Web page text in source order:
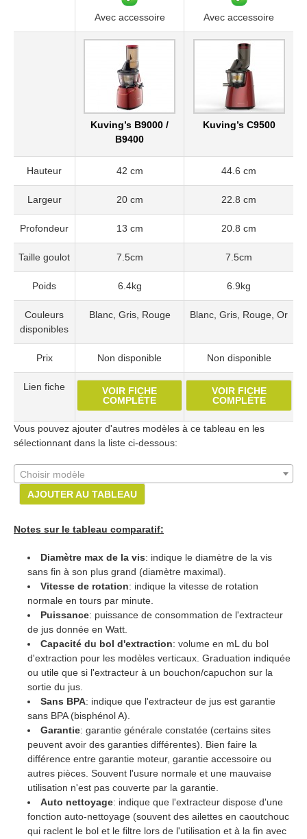
Avec accessoire
Avec accessoire
Kuving’s B9000 /
B9400
Kuving’s C9500
Hauteur 42 cm 44.6 cm
Largeur 20 cm 22.8 cm
Profondeur 13 cm 20.8 cm
Taille goulot 7.5cm 7.5cm
Poids 6.4kg 6.9kg
Couleurs
disponibles
Blanc, Gris, Rouge Blanc, Gris, Rouge, Or
Prix Non disponible Non disponible
Lien fiche
VOIR FICHE
COMPLÈTE
VOIR FICHE
COMPLÈTE
Vous pouvez ajouter d'autres modèles à ce tableau en les
sélectionnant dans la liste ci-dessous:
Choisir modèle
AJOUTER AU TABLEAU
Notes sur le tableau comparatif:
Diamètre max de la vis: indique le diamètre de la vis
sans fin à son plus grand (diamètre maximal).
Vitesse de rotation: indique la vitesse de rotation
normale en tours par minute.
Puissance: puissance de consommation de l'extracteur
de jus donnée en Watt.
Capacité du bol d'extraction: volume en mL du bol
d'extraction pour les modèles verticaux. Graduation indiquée
ou utile que si l'extracteur à un bouchon/capuchon sur la
sortie du jus.
Sans BPA: indique que l'extracteur de jus est garantie
sans BPA (bisphénol A).
Garantie: garantie générale constatée (certains sites
peuvent avoir des garanties différentes). Bien faire la
différence entre garantie moteur, garantie accessoire ou
autres pièces. Souvent l'usure normale et une mauvaise
utilisation n'est pas couverte par la garantie.
Auto nettoyage: indique que l'extracteur dispose d'une
fonction auto-nettoyage (souvent des ailettes en caoutchouc
qui raclent le bol et le filtre lors de l'utilisation et à la fin avec